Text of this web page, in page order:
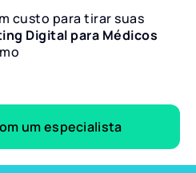
custo para tirar suas
Digital para Médicos
um especialista